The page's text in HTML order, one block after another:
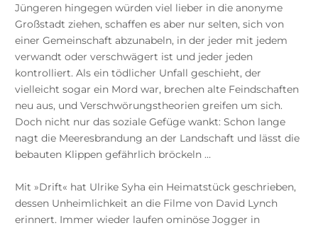
Jüngeren hingegen würden viel lieber in die anonyme
Großstadt ziehen, schaffen es aber nur selten, sich von
einer Gemeinschaft abzunabeln, in der jeder mit jedem
verwandt oder verschwägert ist und jeder jeden
kontrolliert. Als ein tödlicher Unfall geschieht, der
vielleicht sogar ein Mord war, brechen alte Feindschaften
neu aus, und Verschwörungstheorien greifen um sich.
Doch nicht nur das soziale Gefüge wankt: Schon lange
nagt die Meeresbrandung an der Landschaft und lässt die
bebauten Klippen gefährlich bröckeln …
Mit »Drift« hat Ulrike Syha ein Heimatstück geschrieben,
dessen Unheimlichkeit an die Filme von David Lynch
erinnert. Immer wieder laufen ominöse Jogger in